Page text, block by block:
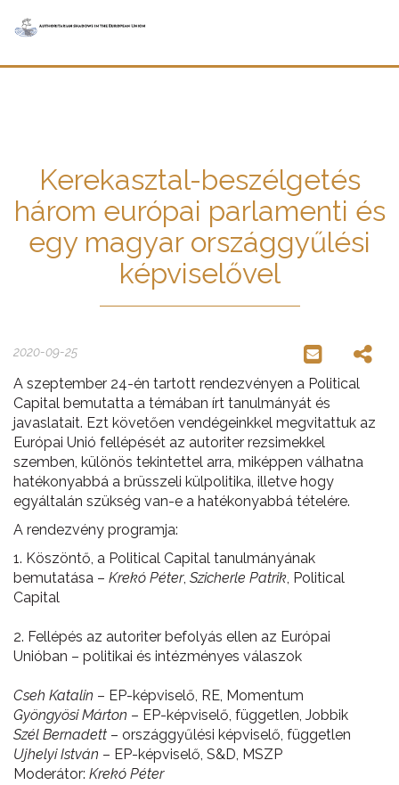
Kerekasztal-beszélgetés
három európai parlamenti és
egy magyar országgyűlési
képviselővel
2020-09-25
A szeptember 24-én tartott rendezvényen a Political
Capital bemutatta a témában írt tanulmányát és
javaslatait. Ezt követően vendégeinkkel megvitattuk az
Európai Unió fellépését az autoriter rezsimekkel
szemben, különös tekintettel arra, miképpen válhatna
hatékonyabbá a brüsszeli külpolitika, illetve hogy
egyáltalán szükség van-e a hatékonyabbá tételére.
A rendezvény programja:
1. Köszöntő, a Political Capital tanulmányának
bemutatása – Krekó Péter, Szicherle Patrik, Political
Capital
2. Fellépés az autoriter befolyás ellen az Európai
Unióban – politikai és intézményes válaszok
Cseh Katalin – EP-képviselő, RE, Momentum
Gyöngyösi Márton – EP-képviselő, független, Jobbik
Szél Bernadett – országgyűlési képviselő, független
Ujhelyi István – EP-képviselő, S&D, MSZP
Moderátor: Krekó Péter